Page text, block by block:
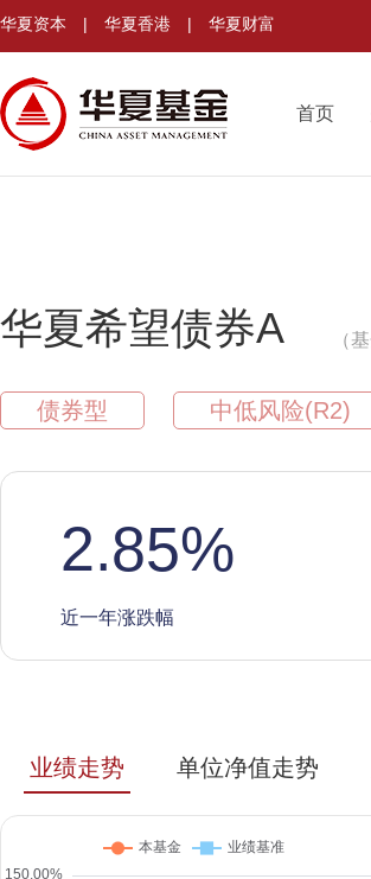
华夏资本 | 华夏香港 | 华夏财富
首页
华夏希望债券A （
债券型 中低风险(R2)
2.85%
近一年涨跌幅
业绩走势 单位净值走势